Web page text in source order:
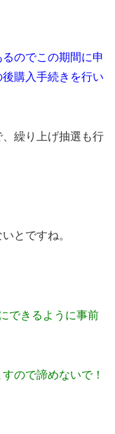
のでこの期間に申
購入手続きを行い
繰り上げ抽選も行
とですね。
できるように事前
ので諦めないで！